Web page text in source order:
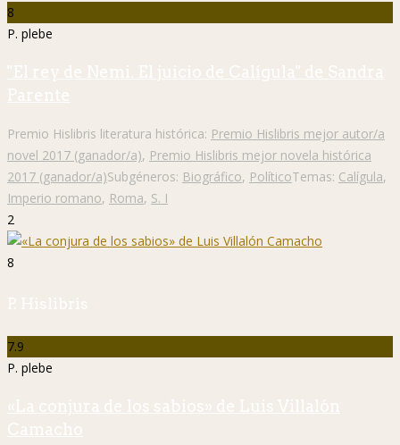
8
P. plebe
"El rey de Nemi. El juicio de Calígula" de Sandra
Parente
Premio Hislibris literatura histórica: Premio Hislibris mejor autor/a
novel 2017 (ganador/a), Premio Hislibris mejor novela histórica
2017 (ganador/a)Subgéneros: Biográfico, PolíticoTemas: Calígula,
Imperio romano, Roma, S. I
2
8
P. Hislibris
7.9
P. plebe
«La conjura de los sabios» de Luis Villalón
Camacho